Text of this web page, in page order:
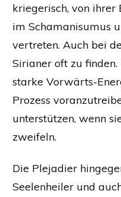
kriegerisch, von ihrer
im Schamanisumus
vertreten. Auch bei
Sirianer oft zu
starke Vorwärts-
Prozess
unterstützen, wenn
zweifeln.
Die Plejadier
Seelenheiler und